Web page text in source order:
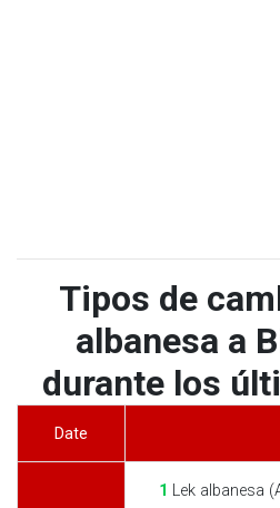
Tipos de
albanesa a
durante los
Date
1 Lek albanesa